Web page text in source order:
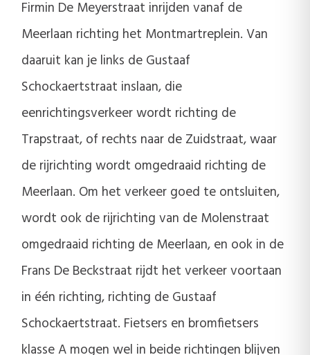
Firmin De Meyerstraat inrijden vanaf de
Meerlaan richting het Montmartreplein. Van
daaruit kan je links de Gustaaf
Schockaertstraat inslaan, die
eenrichtingsverkeer wordt richting de
Trapstraat, of rechts naar de Zuidstraat, waar
de rijrichting wordt omgedraaid richting de
Meerlaan. Om het verkeer goed te ontsluiten,
wordt ook de rijrichting van de Molenstraat
omgedraaid richting de Meerlaan, en ook in de
Frans De Beckstraat rijdt het verkeer voortaan
in één richting, richting de Gustaaf
Schockaertstraat. Fietsers en bromfietsers
klasse A mogen wel in beide richtingen blijven